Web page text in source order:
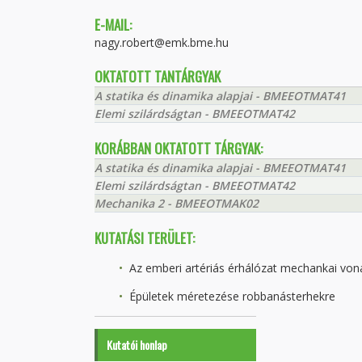
E-MAIL:
nagy.robert@emk.bme.hu
OKTATOTT TANTÁRGYAK
A statika és dinamika alapjai - BMEEOTMAT41
Elemi szilárdságtan - BMEEOTMAT42
KORÁBBAN OKTATOTT TÁRGYAK:
A statika és dinamika alapjai - BMEEOTMAT41
Elemi szilárdságtan - BMEEOTMAT42
Mechanika 2 - BMEEOTMAK02
KUTATÁSI TERÜLET:
Az emberi artériás érhálózat mechankai
Épületek méretezése robbanásterhekre
Kutatói honlap